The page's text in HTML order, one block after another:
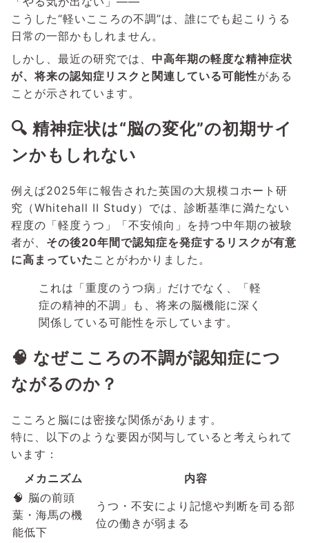
こうした“軽いこころの不調”は、誰にでも起こりうる
日常の一部かもしれません。
しかし、最近の研究では、 中高年期の軽度な精神症状
が、将来の認知症リスクと関連している可能性がある
ことが示されています。
🔍 精神症状は“脳の変化”の初期サイ
ンかもしれない
例えば2025年に報告された英国の大規模コホート研
究（Whitehall II Study）では、診断基準に満たない
程度の「軽度うつ」「不安傾向」を持つ中年期の被験
者が、 その後20年間で認知症を発症するリスクが有意
に高まっていた ことがわかりました。
これは「重度のうつ病」だけでなく、「軽
症の精神的不調」も、将来の脳機能に深く
関係している可能性を示しています。
🧠 なぜこころの不調が認知症につ
ながるのか？
こころと脳には密接な関係があります。
特に、以下のような要因が関与していると考えられて
います：
メカニズム
内容
🧠 脳の前頭
葉・海馬の機
能低下
うつ・不安により記憶や判断を司る部
位の働きが弱まる